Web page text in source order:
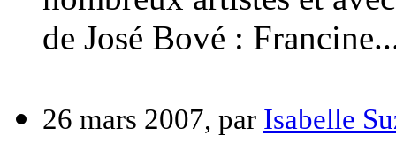
de José Bové :
26 mars 2007, par Isabelle